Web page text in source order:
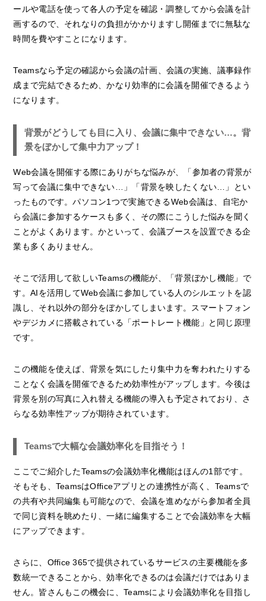
ールや電話を使って各人の予定を確認・調整してから会議を計
画するので、それなりの負担がかかりますし開催までに無駄な
時間を費やすことになります。
Teamsなら予定の確認から会議の計画、会議の実施、議事録作
成まで完結できるため、かなり効率的に会議を開催できるよう
になります。
背景がどうしても目に入り、会議に集中できない…。背
景をぼかして集中力アップ！
Web会議を開催する際にありがちな悩みが、「参加者の背景が
写って会議に集中できない…」「背景を映したくない…」とい
ったものです。パソコン1つで実施できるWeb会議は、自宅か
ら会議に参加するケースも多く、その際にこうした悩みを聞く
ことがよくあります。かといって、会議ブースを設置できる企
業も多くありません。
そこで活用して欲しいTeamsの機能が、「背景ぼかし機能」で
す。AIを活用してWeb会議に参加している人のシルエットを認
識し、それ以外の部分をぼかしてしまいます。スマートフォン
やデジカメに搭載されている「ポートレート機能」と同じ原理
です。
この機能を使えば、背景を気にしたり集中力を奪われたりする
ことなく会議を開催できるため効率性がアップします。今後は
背景を別の写真に入れ替える機能の導入も予定されており、さ
らなる効率性アップが期待されています。
Teamsで大幅な会議効率化を目指そう！
ここでご紹介したTeamsの会議効率化機能はほんの1部です。
そもそも、TeamsはOfficeアプリとの連携性が高く、Teamsで
の共有や共同編集も可能なので、会議を進めながら参加者全員
で同じ資料を眺めたり、一緒に編集することで会議効率を大幅
にアップできます。
さらに、Office 365で提供されているサービスの主要機能を多
数統一できることから、効率化できるのは会議だけではありま
せん。皆さんもこの機会に、Teamsにより会議効率化を目指し